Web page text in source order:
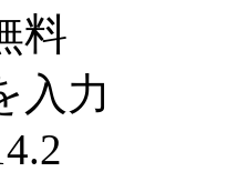
料
入力